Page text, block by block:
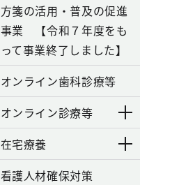
方箋の活用・普及の促進
事業 【令和７年度をも
って事業終了しました】
オンライン歯科診療等
オンライン診療等
在宅療養
看護人材確保対策